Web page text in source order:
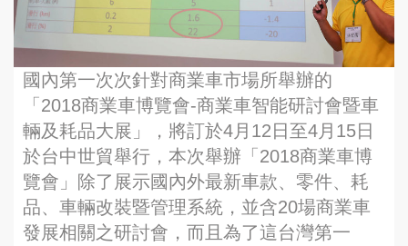
國內第一次次針對商業車市場所舉辦的
「2018商業車博覽會-商業車智能研討會暨車
輛及耗品大展」，將訂於4月12日至4月15日
於台中世貿舉行，本次舉辦「2018商業車博
覽會」除了展示國內外最新車款、零件、耗
品、車輛改裝暨管理系統，並含20場商業車
發展相關之研討會，而且為了這台灣第一